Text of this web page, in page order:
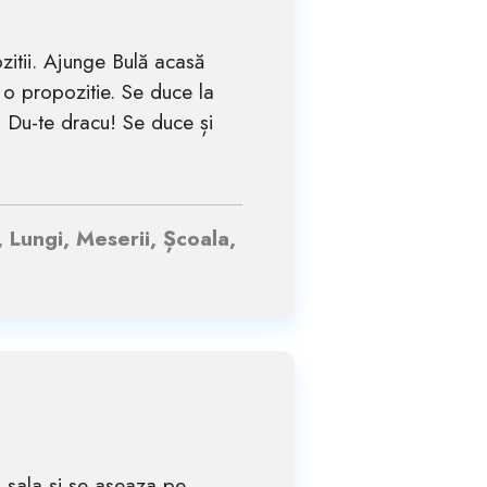
Ajunge Bulă acasă
propozitie. Se duce la
te dracu! Se duce și
Meserii, Școala,